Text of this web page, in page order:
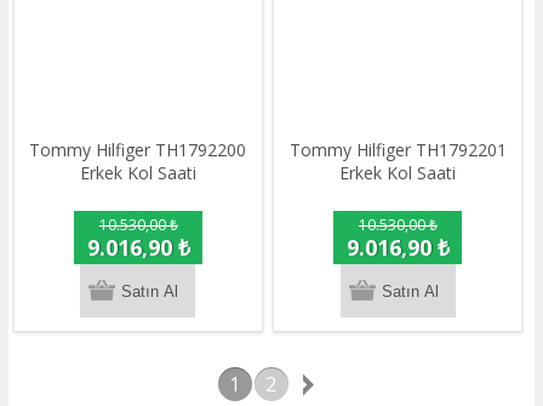
Tommy Hilfiger TH1792200
Erkek Kol Saati
10.530,00 ₺
9.016,90 ₺
Tommy Hilfiger TH1792201
Erkek Kol Saati
10.530,00 ₺
9.016,90 ₺
1 2